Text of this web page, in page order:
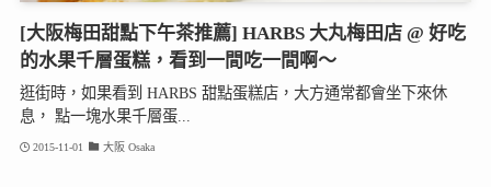
[大阪梅田甜點下午茶推薦] HARBS 大丸梅田店 @ 好吃
的水果千層蛋糕，看到一間吃一間啊～
逛街時，如果看到 HARBS 甜點蛋糕店，大方通常都會坐下來休
息， 點一塊水果千層蛋...
2015-11-01 大阪 Osaka